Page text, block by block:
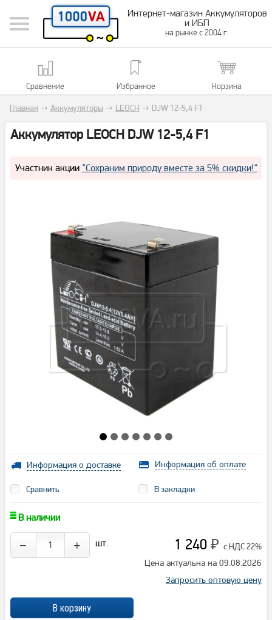
Интернет-магазин Аккумуляторов
и ИБП
на рынке с 2004 г.
Сравнение Избранное Корзина
Главная → Аккумуляторы → LEOCH → DJW 12-5,4 F1
Аккумулятор LEOCH DJW 12-5,4 F1
Участник акции “Сохраним природу вместе за 5% скидки!”
Информация о доставке Информация об оплате
Сравнить В закладки
В наличии
− + шт. 1 240 ₽ с НДС 22%
Цена актуальна на 09.08.2026
Запросить оптовую цену